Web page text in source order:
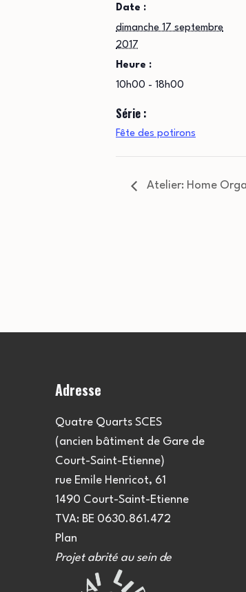
Date :
dimanche 17 septembre
2017
Heure :
10h00 - 18h00
Série :
Fête des potirons
Atelier: Home
Adresse
Quatre Quarts SCES
(ancien bâtiment de Gare de
Court-Saint-Etienne)
rue Emile Henricot, 61
1490 Court-Saint-Etienne
TVA: BE 0630.861.472
Plan
Projet abrité au sein de